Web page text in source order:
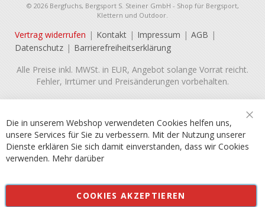
© 2026 Bergfuchs, Bergsport S. Steiner GmbH - Shop für Bergsport,
Klettern und Outdoor.
Vertrag widerrufen Kontakt Impressum
AGB
Datenschutz
Barrierefreiheitserklärung
Alle Preise inkl. MWSt. in EUR, Angebot solange Vorrat reicht.
Fehler, Irrtümer und Preisänderungen vorbehalten.
Die in unserem Webshop verwendeten Cookies helfen uns,
unsere Services für Sie zu verbessern. Mit der Nutzung unserer
Dienste erklären Sie sich damit einverstanden, dass wir Cookies
verwenden. Mehr darüber
COOKIES AKZEPTIEREN